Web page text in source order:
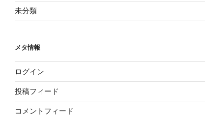
未分類
メタ情報
ログイン
投稿フィード
コメントフィード